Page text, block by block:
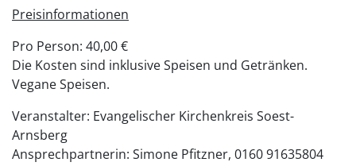
Preisinformationen
Pro Person: 40,00 €
Die Kosten sind inklusive Speisen und Getränken.
Vegane Speisen.
Veranstalter: Evangelischer Kirchenkreis Soest-
Arnsberg
Ansprechpartnerin: Simone Pfitzner, 0160 91635804